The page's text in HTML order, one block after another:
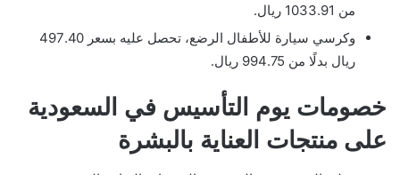
من 1033.91 ريال.
وكرسي سيارة للأطفال الرضع، تحصل عليه بسعر 497.40
ريال بدلًا من 994.75 ريال.
خصومات يوم التأسيس في السعودية
على منتجات العناية بالبشرة